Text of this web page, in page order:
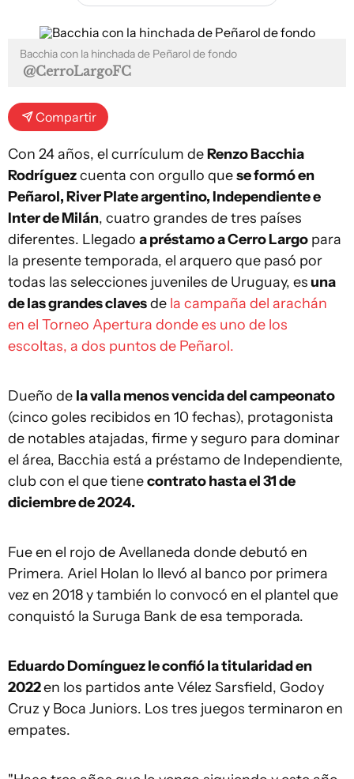
Bacchia con la hinchada de Peñarol de fondo
@CerroLargoFC
Compartir
Con 24 años, el currículum deRenzo Bacchia
Rodríguezcuenta con orgullo quese formó en
Peñarol, River Plate argentino, Independiente e
Inter de Milán, cuatro grandes de tres países
diferentes. Llegado a préstamo a Cerro Largo para
la presente temporada, el arquero que pasó por
todas las selecciones juveniles de Uruguay, es una
de las grandes clavesde la campaña del arachán
en el Torneo Apertura donde es uno de los
escoltas, a dos puntos de Peñarol.
Dueño de la valla menos vencida del campeonato
(cinco goles recibidos en 10 fechas), protagonista
de notables atajadas, firme y seguro para dominar
el área, Bacchia está a préstamo de Independiente,
club con el que tienecontrato hasta el 31 de
diciembre de 2024.
Fue en el rojo de Avellaneda donde debutó en
Primera. Ariel Holan lo llevó al banco por primera
vez en 2018 y también lo convocó en el plantel que
conquistó la Suruga Bank de esa temporada.
Eduardo Domínguez le confió la titularidad en
2022en los partidos ante Vélez Sarsfield, Godoy
Cruz y Boca Juniors. Los tres juegos terminaron en
empates.